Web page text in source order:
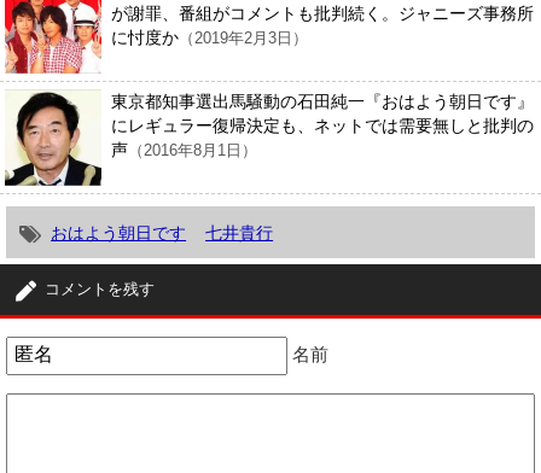
が謝罪、番組がコメントも批判続く。ジャニーズ事務所
に忖度か （2019年2月3日）
東京都知事選出馬騒動の石田純一『おはよう朝日です』
にレギュラー復帰決定も、ネットでは需要無しと批判の
声 （2016年8月1日）
おはよう朝日です 七井貴行
コメントを残す
名前